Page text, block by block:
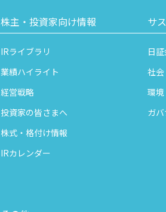
株主・投資家向け情報
IRライブラリ
業績ハイライト
経営戦略
投資家の皆さまへ
株式・格付け情報
IRカレンダー
サ
日
社会
環境
ガ